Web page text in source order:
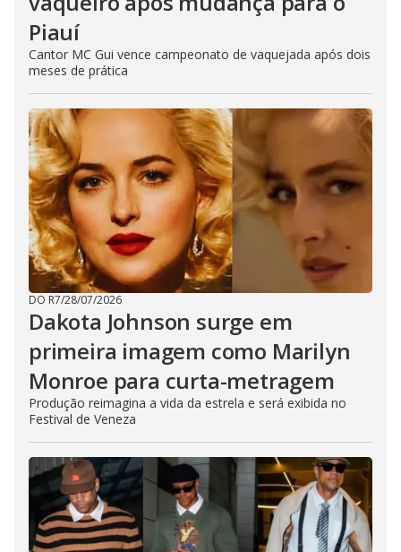
Piauí
Cantor MC Gui vence campeonato de vaquejada após dois
meses de prática
DO R7/28/07/2026
Dakota Johnson surge em
primeira imagem como Marilyn
Monroe para curta-metragem
Produção reimagina a vida da estrela e será exibida no
Festival de Veneza